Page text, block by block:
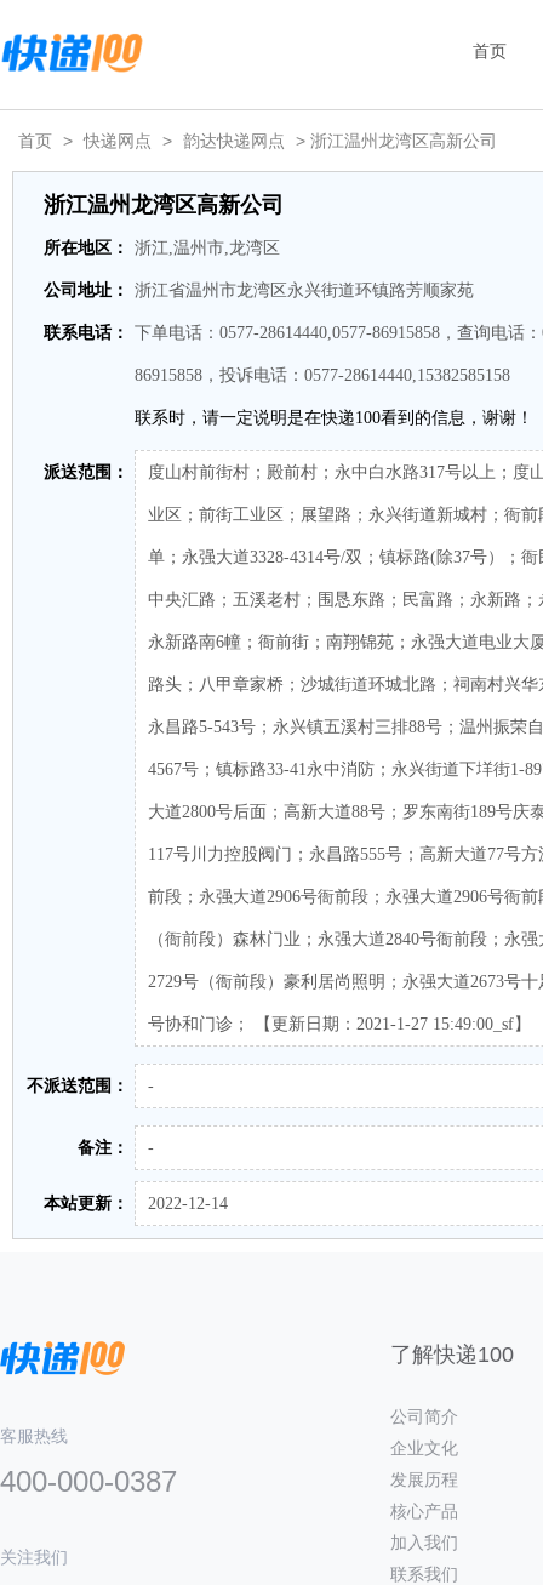
首页
首页 > 快递网点 > 韵达快递网点 > 浙江温州龙湾区高新公司
浙江温州龙湾区高新公司
所在地区： 浙江,温州市,龙湾区
公司地址： 浙江省温州市龙湾区永兴街道环镇路芳顺家苑
联系电话： 下单电话：0577-28614440,0577-86915858，查询电话
86915858，投诉电话：0577-28614440,15382585158
联系时，请一定说明是在快递100看到的信息，谢谢！
派送范围： 度山村前街村；殿前村；永中白水路317号以上；度
业区；前街工业区；展望路；永兴街道新城村；衙前
单；永强大道3328-4314号/双；镇标路(除37号）；
中央汇路；五溪老村；围恳东路；民富路；永新路
永新路南6幢；衙前街；南翔锦苑；永强大道电业大
路头；八甲章家桥；沙城街道环城北路；祠南村兴
永昌路5-543号；永兴镇五溪村三排88号；温州振荣
4567号；镇标路33-41永中消防；永兴街道下垟街1-
大道2800号后面；高新大道88号；罗东南街189号庆
117号川力控股阀门；永昌路555号；高新大道77号
前段；永强大道2906号衙前段；永强大道2906号衙
（衙前段）森林门业；永强大道2840号衙前段；永
2729号（衙前段）豪利居尚照明；永强大道2673号
号协和门诊； 【更新日期：2021-1-27 15:49:00_sf】
不派送范围： -
备注： -
本站更新： 2022-12-14
客服热线
400-000-0387
关注我们
了解快递100
公司简介
企业文化
发展历程
核心产品
加入我们
联系我们